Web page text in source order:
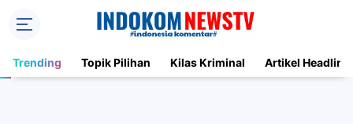
Trending Topik Pilihan Kilas Kriminal Artikel Headline